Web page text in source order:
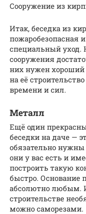
Сооружение из
Итак, беседка из
пожаробезопасная
специальный уход.
сооружения
них нужен
на её
времени и сил.
Металл
Ещё один
беседки на даче —
обязательно нужны
они у вас есть и
построить такую
быстро. Основание
абсолютно любым.
строительстве
можно саморезами.